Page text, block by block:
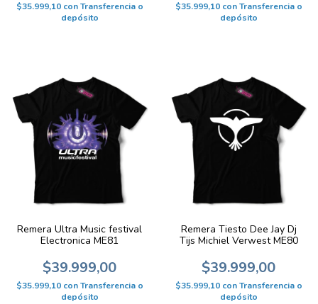
$35.999,10 con Transferencia o
depósito
$35.999,10 con Transferencia o
depósito
Remera Ultra Music festival
Electronica ME81
$39.999,00
$35.999,10 con Transferencia o
depósito
Remera Tiesto Dee Jay Dj
Tijs Michiel Verwest ME80
$39.999,00
$35.999,10 con Transferencia o
depósito